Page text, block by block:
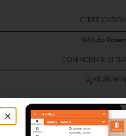
Istituto
COEFFICIENTE DI
Up=0.35 W/